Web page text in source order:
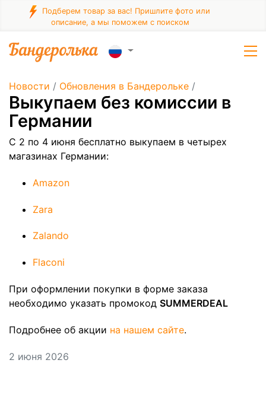
Подберем товар за вас! Пришлите фото или
описание, а мы поможем с поиском
Новости / Обновления в Бандерольке /
Выкупаем без комиссии в
Германии
С 2 по 4 июня бесплатно выкупаем в четырех
магазинах Германии:
Amazon
Zara
Zalando
Flaconi
При оформлении покупки в форме заказа
необходимо указать промокод SUMMERDEAL
Подробнее об акции на нашем сайте.
2 июня 2026